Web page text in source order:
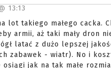
13:13
lot takiego małego cacka.
armii, aż taki mały dron
latać z dużo lepszej
zabawek - wiatr). No i
jak na tak małe